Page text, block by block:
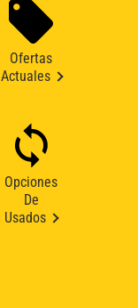
Ofertas
Actuales
Opciones
De
Usados